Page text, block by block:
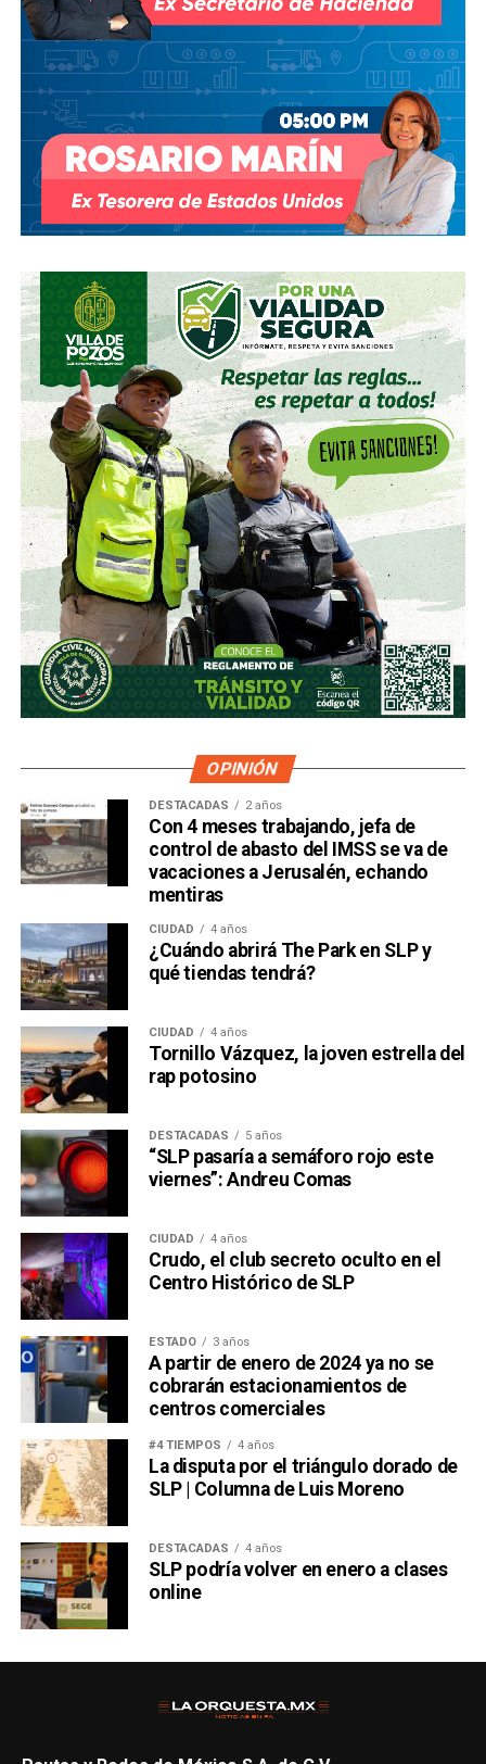
OPINIÓN
DESTACADAS 2 años
Con 4 meses trabajando, jefa de
control de abasto del IMSS se va de
vacaciones a Jerusalén, echando
mentiras
CIUDAD 4 años
¿Cuándo abrirá The Park en SLP y
qué tiendas tendrá?
CIUDAD 4 años
Tornillo Vázquez, la joven estrella del
rap potosino
DESTACADAS 5 años
“SLP pasaría a semáforo rojo este
viernes”: Andreu Comas
CIUDAD 4 años
Crudo, el club secreto oculto en el
Centro Histórico de SLP
ESTADO 3 años
A partir de enero de 2024 ya no se
cobrarán estacionamientos de
centros comerciales
#4 TIEMPOS 4 años
La disputa por el triángulo dorado de
SLP | Columna de Luis Moreno
DESTACADAS 4 años
SLP podría volver en enero a clases
online